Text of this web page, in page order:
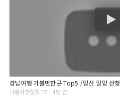
경남여행 가볼만한곳 Top5 /양산 밀양 산청
나를위한힐링TV | 4년 전